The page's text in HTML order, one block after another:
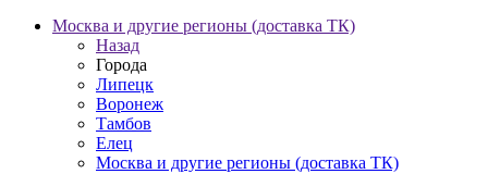
Москва и другие регионы (доставка ТК)
Назад
Города
Липецк
Воронеж
Тамбов
Елец
Москва и другие регионы (доставка ТК)